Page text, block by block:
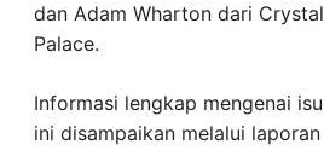
dan Adam Wharton dari Crystal
Palace.
Informasi lengkap mengenai isu
ini disampaikan melalui laporan